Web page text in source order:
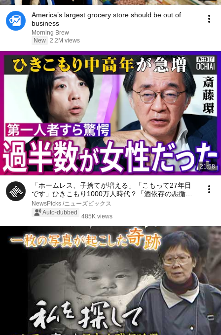
America’s largest grocery store should be out of
business
Morning Brew
New 2.2M views
21:58
「ホームレス、子捨てが増える」「こもって27年目
です」ひきこもり1000万人時代？「酒依存の悪循環
と同じ」第一人者、斎藤環が明かす実態…子ども、家
族への対応、不登校の３大原因、孤独死の懸念【落合
NewsPicks /ニューズピックス
Auto-dubbed
485K views